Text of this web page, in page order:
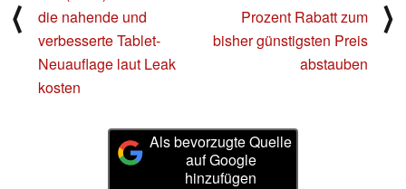
⟨
die nahende und
verbesserte Tablet-
Neuauflage laut Leak
kosten
Prozent Rabatt zum
bisher günstigsten Preis
abstauben
⟩
Als bevorzugte Quelle
auf Google
hinzufügen